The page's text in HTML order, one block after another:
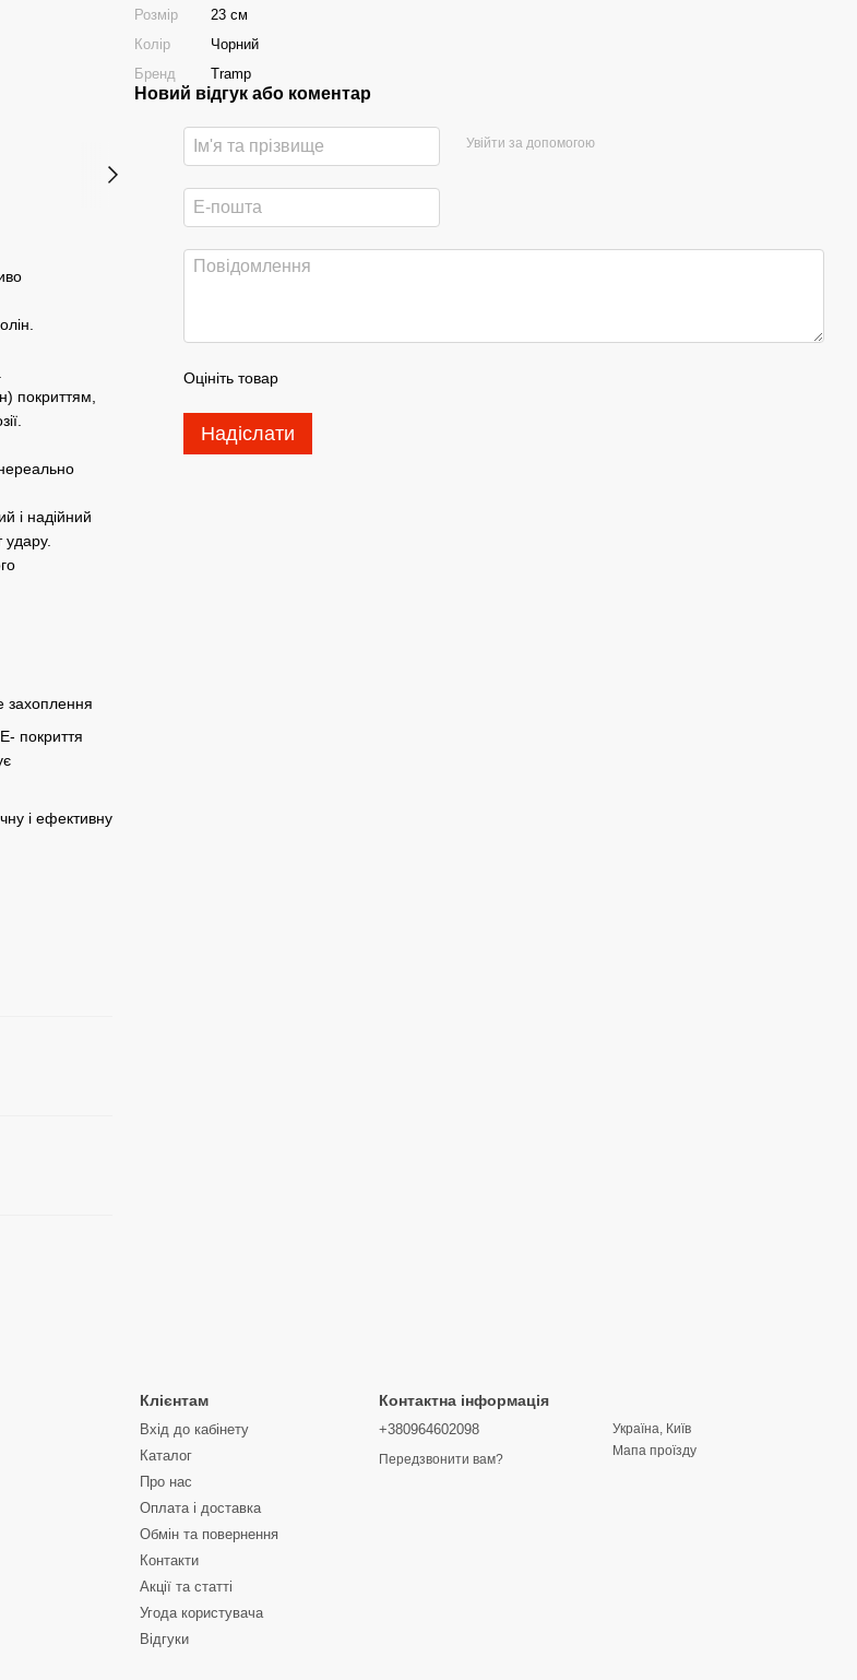
покриттям,
і надійний
захоплення
покриття
і ефективну
Розмір
23 см
Колір
Чорний
Бренд
Tramp
Новий відгук або коментар
Увійти за допомогою
Оцініть товар
Надіслати
Клієнтам
Вхід до кабінету
Каталог
Про нас
Оплата і доставка
Обмін та повернення
Контакти
Акції та статті
Угода користувача
Відгуки
Контактна інформація
+380964602098
Передзвонити вам?
Україна, Київ
Мапа проїзду